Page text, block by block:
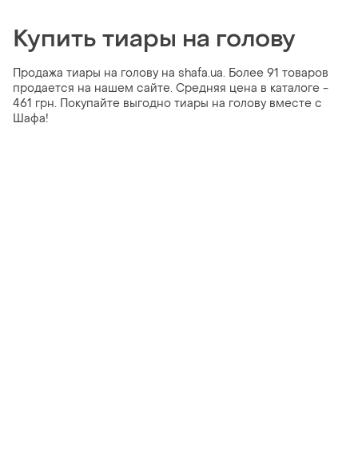
Купить тиары на голову
Продажа тиары на голову на shafa.ua. Более 91 товаров
продается на нашем сайте. Средняя цена в каталоге -
461 грн. Покупайте выгодно тиары на голову вместе с
Шафа!